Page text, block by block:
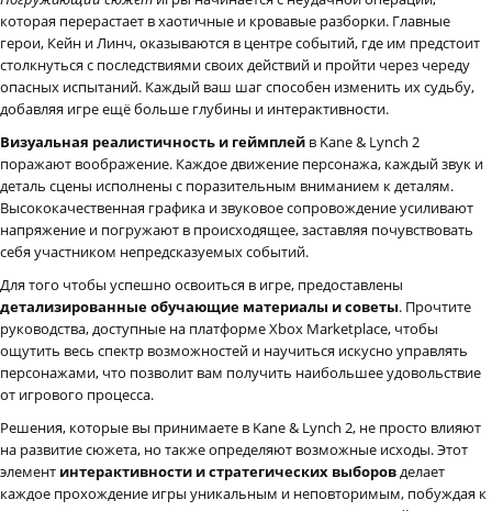
которая перерастает в хаотичные и кровавые разборки. Главные
герои, Кейн и Линч, оказываются в центре событий, где им предстоит
столкнуться с последствиями своих действий и пройти через череду
опасных испытаний. Каждый ваш шаг способен изменить их судьбу,
добавляя игре ещё больше глубины и интерактивности.
Визуальная реалистичность и геймплей в Kane & Lynch 2
поражают воображение. Каждое движение персонажа, каждый звук и
деталь сцены исполнены с поразительным вниманием к деталям.
Высококачественная графика и звуковое сопровождение усиливают
напряжение и погружают в происходящее, заставляя почувствовать
себя участником непредсказуемых событий.
Для того чтобы успешно освоиться в игре, предоставлены
детализированные обучающие материалы и советы. Прочтите
руководства, доступные на платформе Xbox Marketplace, чтобы
ощутить весь спектр возможностей и научиться искусно управлять
персонажами, что позволит вам получить наибольшее удовольствие
от игрового процесса.
Решения, которые вы принимаете в Kane & Lynch 2, не просто влияют
на развитие сюжета, но также определяют возможные исходы. Этот
элемент интерактивности и стратегических выборовделает
каждое прохождение игры уникальным и неповторимым, побуждая к